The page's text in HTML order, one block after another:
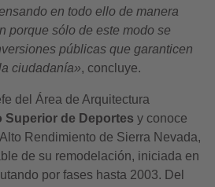
en todo ello de manera
porque sólo de este modo se
públicas que garanticen
ciudadanía», concluye.
del Área de Arquitectura
Superior de Deportes y conoce
Rendimiento de Sierra Nevada,
de su remodelación, iniciada en
por fases hasta 2003. Del